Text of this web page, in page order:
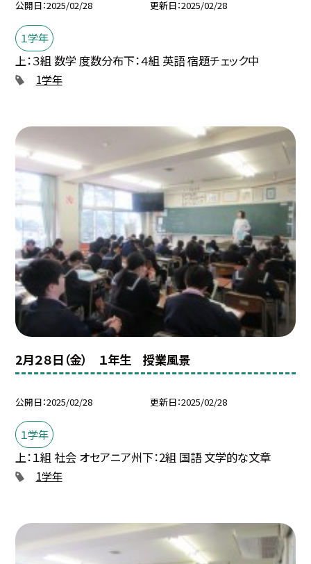
公開日 2025/02/28 更新日 2025/02/28
１学年
上：３組 数学 度数分布下：４組 英語 宿題チェック中
1学年
2月２８日（金） １年生 授業風景
公開日 2025/02/28 更新日 2025/02/28
１学年
上：１組 社会 オセアニア州下：2組 国語 文学的な文章
1学年